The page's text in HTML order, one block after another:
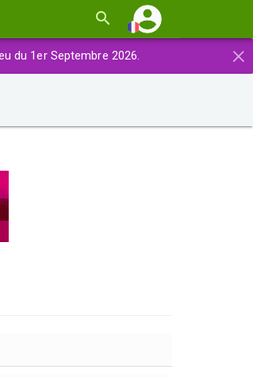
×
du 1er Septembre 2026.